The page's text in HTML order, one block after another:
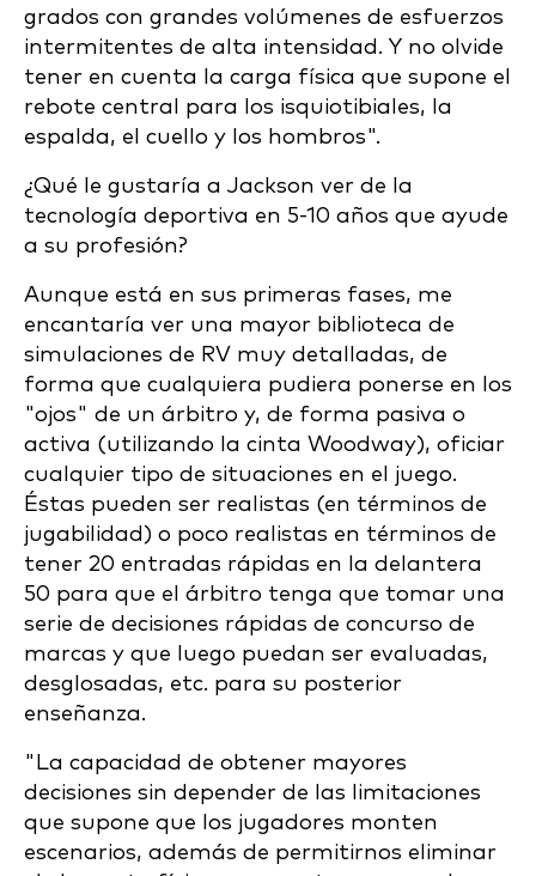
grados con grandes volúmenes de esfuerzos
intermitentes de alta intensidad. Y no olvide
tener en cuenta la carga física que supone el
rebote central para los isquiotibiales, la
espalda, el cuello y los hombros".
¿Qué le gustaría a Jackson ver de la
tecnología deportiva en 5-10 años que ayude
a su profesión?
Aunque está en sus primeras fases, me
encantaría ver una mayor biblioteca de
simulaciones de RV muy detalladas, de
forma que cualquiera pudiera ponerse en los
"ojos" de un árbitro y, de forma pasiva o
activa (utilizando la cinta Woodway), oficiar
cualquier tipo de situaciones en el juego.
Éstas pueden ser realistas (en términos de
jugabilidad) o poco realistas en términos de
tener 20 entradas rápidas en la delantera
50 para que el árbitro tenga que tomar una
serie de decisiones rápidas de concurso de
marcas y que luego puedan ser evaluadas,
desglosadas, etc. para su posterior
enseñanza.
"La capacidad de obtener mayores
decisiones sin depender de las limitaciones
que supone que los jugadores monten
escenarios, además de permitirnos eliminar